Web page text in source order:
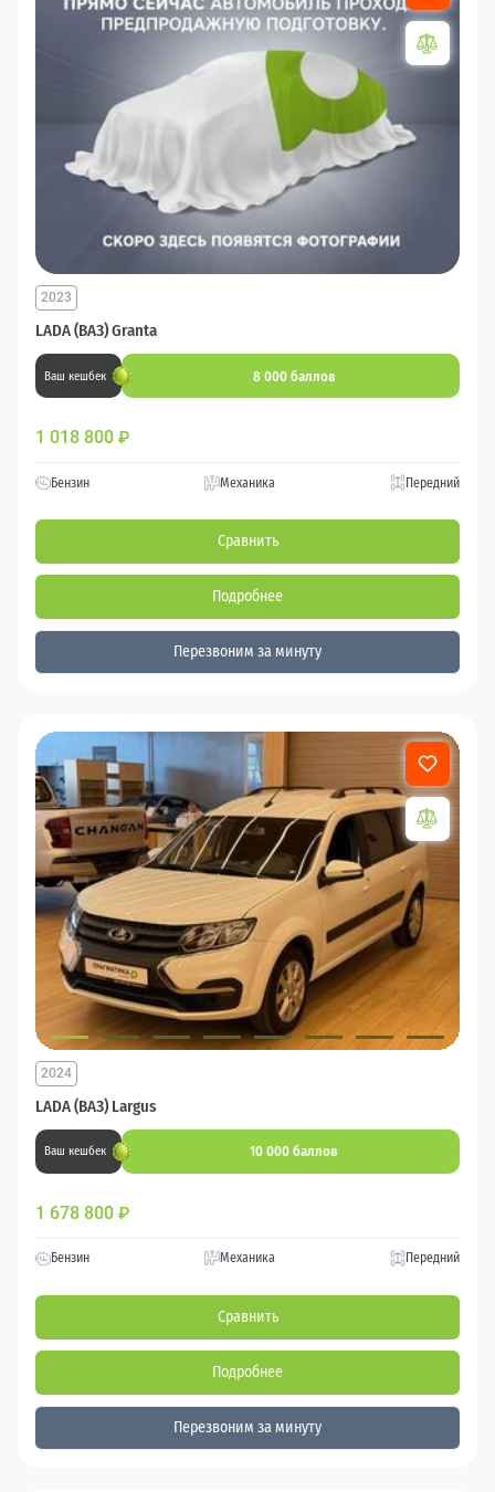
LADA (ВАЗ) Granta
2023
Ваш кешбек 8 000 баллов
1 018 800 ₽
Бензин Механика Передний
Сравнить
Подробнее
Перезвоним за минуту
LADA (ВАЗ) Largus
2024
Ваш кешбек 10 000 баллов
1 678 800 ₽
Бензин Механика Передний
Сравнить
Подробнее
Перезвоним за минуту